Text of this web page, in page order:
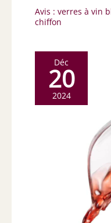
Avis : verres à vin
chiffon
Déc
20
2024